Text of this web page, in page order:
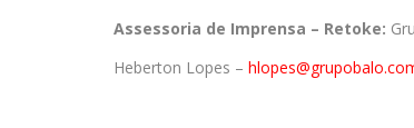
Assessoria de Imprensa – Retoke:
Heberton Lopes –